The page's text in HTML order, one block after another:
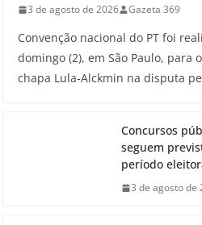
3 de agosto de 2026 Gazeta 369
Convenção nacional do PT foi
domingo (2), em São Paulo, para
chapa Lula-Alckmin na disputa
Concursos
seguem
período
3 de agosto de